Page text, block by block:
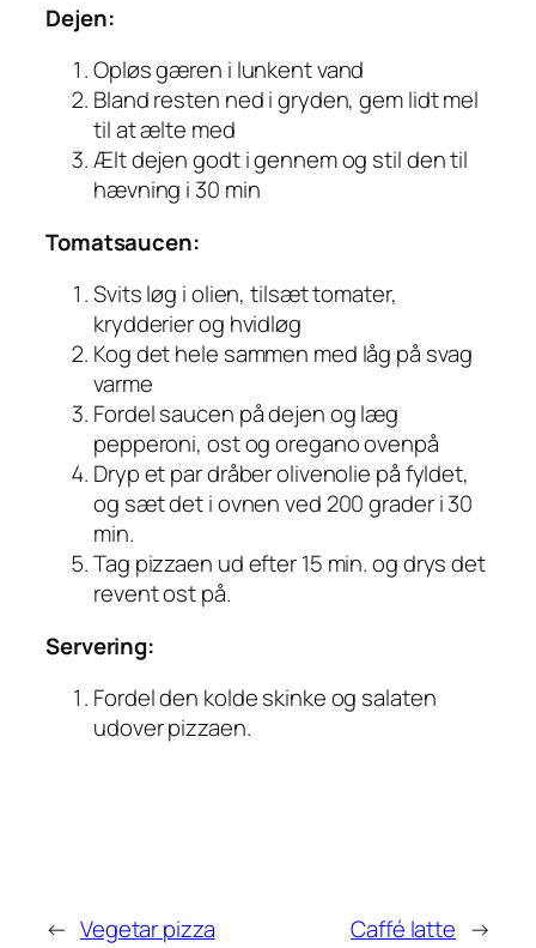
Dejen:
Opløs gæren i lunkent vand
Bland resten ned i gryden, gem lidt mel
til at ælte med
Ælt dejen godt i gennem og stil den til
hævning i 30 min
Tomatsaucen:
Svits løg i olien, tilsæt tomater,
krydderier og hvidløg
Kog det hele sammen med låg på svag
varme
Fordel saucen på dejen og læg
pepperoni, ost og oregano ovenpå
Dryp et par dråber olivenolie på fyldet,
og sæt det i ovnen ved 200 grader i 30
min.
Tag pizzaen ud efter 15 min. og drys det
revent ost på.
Servering:
Fordel den kolde skinke og salaten
udover pizzaen.
← Vegetar pizza Caffé latte →